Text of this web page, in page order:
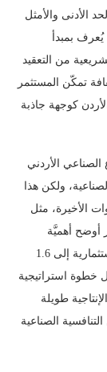
الأدنى والأمثل
يُعرف بمبدأ
من التعقيد
تمكّن المستثمر
كوجهة جاذبة
الأردني
ولكن هذا
الأخيرة، مثل
2022، وكذلك الأمر أوضح أهميَّة
الجهود الحكومية التي أسهمت في رفع التدفقات الاستثمارية إلى 1.6
تمثّل خطوة استراتيجية
طويلة
الصناعية